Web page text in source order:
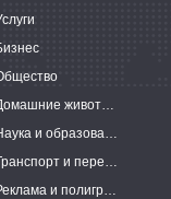
Домашние животные
Наука и образование
Транспорт и перевозки
Реклама и полиграфия